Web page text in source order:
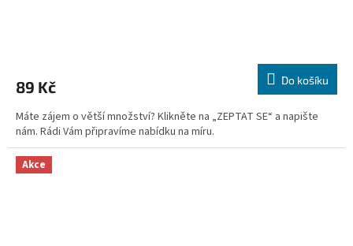
89 Kč Do košíku
Máte zájem o větší množství? Klikněte na „ZEPTAT SE“ a napište
nám. Rádi Vám připravíme nabídku na míru.
Akce